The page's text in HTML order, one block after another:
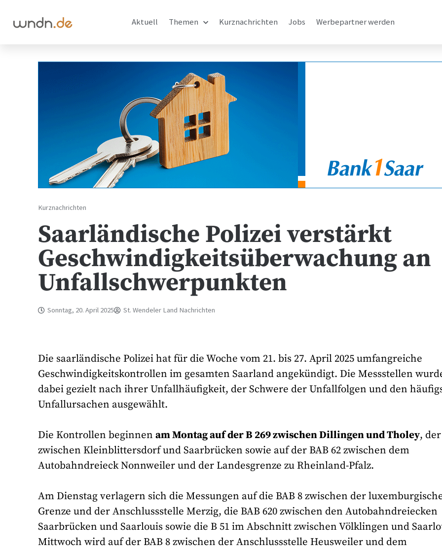
Aktuell Themen Kurznachrichten Jobs Werbepartner werden
Kurznachrichten
Saarländische Polizei verstärkt
Geschwindigkeitsüberwachung an
Unfallschwerpunkten
Sonntag, 20. April 2025 St. Wendeler Land Nachrichten
Die saarländische Polizei hat für die Woche vom 21. bis 27. April 2025 umfangreiche
Geschwindigkeitskontrollen im gesamten Saarland angekündigt. Die Messstellen
dabei gezielt nach ihrer Unfallhäufigkeit, der Schwere der Unfallfolgen und den
Unfallursachen ausgewählt.
Die Kontrollen beginnenam Montag auf der B 269 zwischen Dillingen und Tholey,
zwischen Kleinblittersdorf und Saarbrücken sowie auf der BAB 62 zwischen dem
Autobahndreieck Nonnweiler und der Landesgrenze zu Rheinland-Pfalz.
Am Dienstag verlagern sich die Messungen auf die BAB 8 zwischen der
Grenze und der Anschlussstelle Merzig, die BAB 620 zwischen den Autobahndreiecken
Saarbrücken und Saarlouis sowie die B 51 im Abschnitt zwischen Völklingen und
Mittwoch wird auf der BAB 8 zwischen der Anschlussstelle Heusweiler und dem